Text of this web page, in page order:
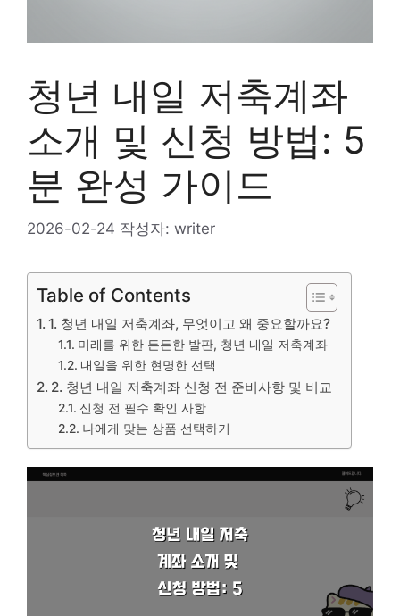
청년 내일 저축계좌
소개 및 신청 방법: 5
분 완성 가이드
2026-02-24 작성자: writer
Table of Contents
1. 청년 내일 저축계좌, 무엇이고 왜 중요할까요?
미래를 위한 든든한 발판, 청년 내일 저축계좌
내일을 위한 현명한 선택
2. 청년 내일 저축계좌 신청 전 준비사항 및 비교
신청 전 필수 확인 사항
나에게 맞는 상품 선택하기